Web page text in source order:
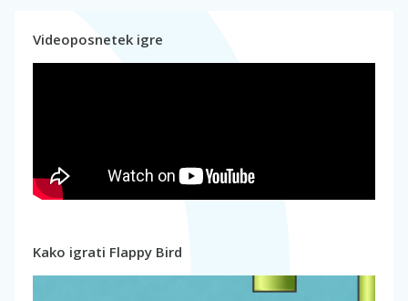
Videoposnetek igre
Kako igrati Flappy Bird